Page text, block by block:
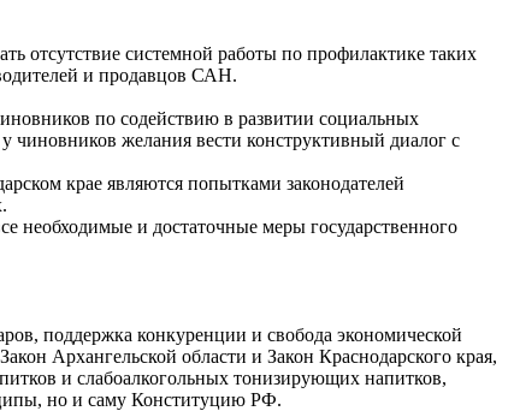
отсутствие системной работы по профилактике таких
и продавцов САН.
по содействию в развитии социальных
чиновников желания вести конструктивный диалог с
крае являются попытками законодателей
необходимые и достаточные меры государственного
поддержка конкуренции и свобода экономической
Архангельской области и Закон Краснодарского края,
и слабоалкогольных тонизирующих напитков,
но и саму Конституцию РФ.